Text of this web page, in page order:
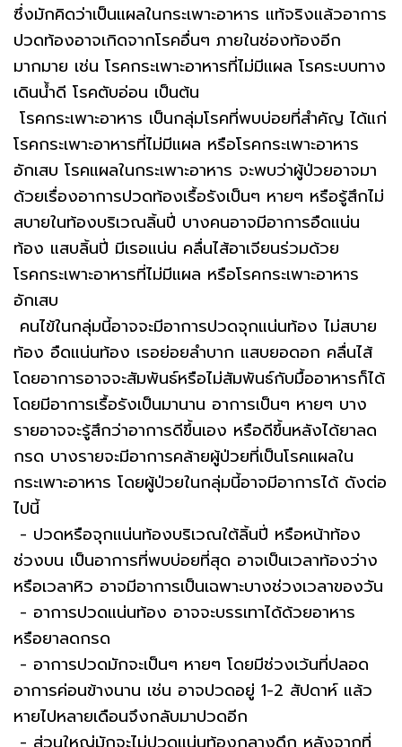
ซึ่งมักคิดว่าเป็นแผลในกระเพาะอาหาร แท้จริงแล้วอาการ
ปวดท้องอาจเกิดจากโรคอื่นๆ ภายในช่องท้องอีก
มากมาย เช่น โรคกระเพาะอาหารที่ไม่มีแผล โรคระบบทาง
เดินน้ำดี โรคตับอ่อน เป็นต้น
โรคกระเพาะอาหาร เป็นกลุ่มโรคที่พบบ่อยที่สำคัญ ได้แก่
โรคกระเพาะอาหารที่ไม่มีแผล หรือโรคกระเพาะอาหาร
อักเสบ โรคแผลในกระเพาะอาหาร จะพบว่าผู้ป่วยอาจมา
ด้วยเรื่องอาการปวดท้องเรื้อรังเป็นๆ หายๆ หรือรู้สึกไม่
สบายในท้องบริเวณลิ้นปี่ บางคนอาจมีอาการอืดแน่น
ท้อง แสบลิ้นปี่ มีเรอแน่น คลื่นไส้อาเจียนร่วมด้วย
โรคกระเพาะอาหารที่ไม่มีแผล หรือโรคกระเพาะอาหาร
อักเสบ
คนไข้ในกลุ่มนี้อาจจะมีอาการปวดจุกแน่นท้อง ไม่สบาย
ท้อง อืดแน่นท้อง เรอย่อยลำบาก แสบยอดอก คลื่นไส้
โดยอาการอาจจะสัมพันธ์หรือไม่สัมพันธ์กับมื้ออาหารก็ได้
โดยมีอาการเรื้อรังเป็นมานาน อาการเป็นๆ หายๆ บาง
รายอาจจะรู้สึกว่าอาการดีขึ้นเอง หรือดีขึ้นหลังได้ยาลด
กรด บางรายจะมีอาการคล้ายผู้ป่วยที่เป็นโรคแผลใน
กระเพาะอาหาร โดยผู้ป่วยในกลุ่มนี้อาจมีอาการได้ ดังต่อ
ไปนี้
- ปวดหรือจุกแน่นท้องบริเวณใต้ลิ้นปี่ หรือหน้าท้อง
ช่วงบน เป็นอาการที่พบบ่อยที่สุด อาจเป็นเวลาท้องว่าง
หรือเวลาหิว อาจมีอาการเป็นเฉพาะบางช่วงเวลาของวัน
- อาการปวดแน่นท้อง อาจจะบรรเทาได้ด้วยอาหาร
หรือยาลดกรด
- อาการปวดมักจะเป็นๆ หายๆ โดยมีช่วงเว้นที่ปลอด
อาการค่อนข้างนาน เช่น อาจปวดอยู่ 1-2 สัปดาห์ แล้ว
หายไปหลายเดือนจึงกลับมาปวดอีก